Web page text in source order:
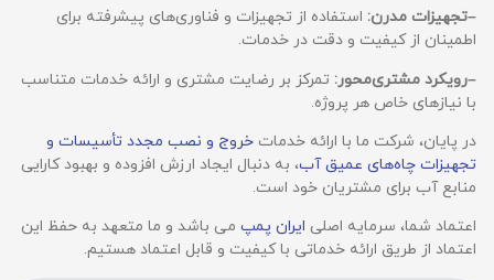
–تجهیزات مدرن: استفاده از تجهیزات و فناوری‌های پیشرفته برای
اطمینان از کیفیت و دقت در خدمات.
–رویکرد مشتری‌محور: تمرکز بر رضایت مشتری و ارائه خدمات متناسب
با نیازهای خاص هر پروژه.
در پایان، شرکت ما با ارائه خدمات خروج و نصب مجدد تأسیسات و
تجهیزات چاه‌های عمیق آب، به دنبال ایجاد ارزش افزوده و بهبود کارایی
منابع آب برای مشتریان خود است.
اعتماد شما، سرمایه اصلی ایران پمپ می باشد و ما متعهد به حفظ این
اعتماد از طریق ارائه خدماتی با کیفیت و قابل اعتماد هستیم.